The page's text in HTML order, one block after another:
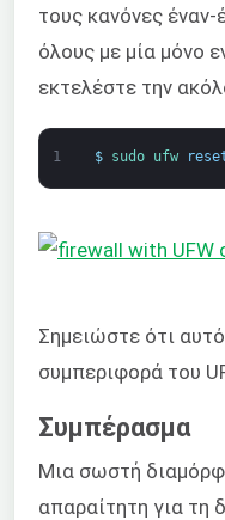
τους κανόνες έναν-
όλους με μία μόνο
εκτελέστε την
1 $ sudo ufw
Σημειώστε ότι
συμπεριφορά του
Συμπέρασμα
Μια σωστή
απαραίτητη για τη